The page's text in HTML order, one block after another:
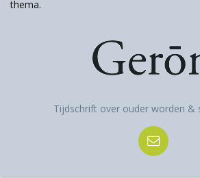
thema.
Tijdschrift over ouder worden &